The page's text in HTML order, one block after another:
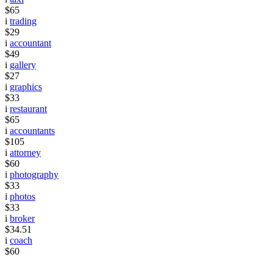
$65
i trading
$29
i accountant
$49
i gallery
$27
i graphics
$33
i restaurant
$65
i accountants
$105
i attorney
$60
i photography
$33
i photos
$33
i broker
$34.51
i coach
$60